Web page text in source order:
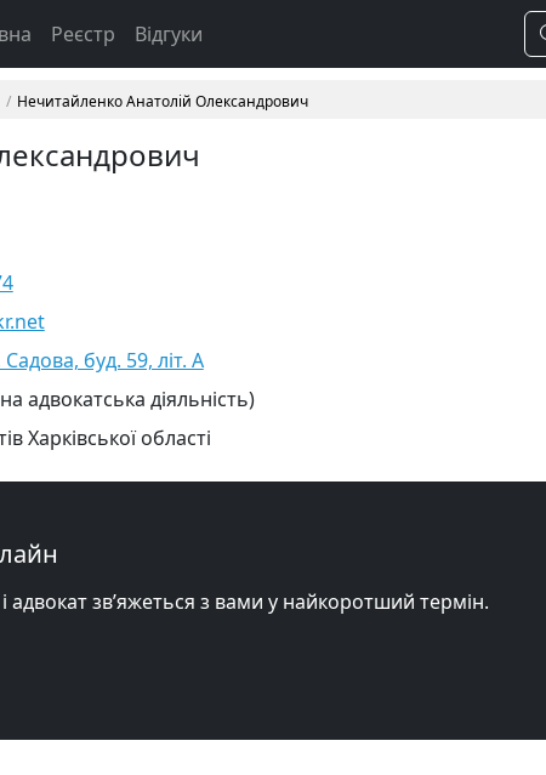
Реєстр Відгуки
Нечитайленко Анатолій Олександрович
буд. 59, літ. А
адвокатська діяльність)
Харківської області
адвокат зв’яжеться з вами у найкоротший термін.